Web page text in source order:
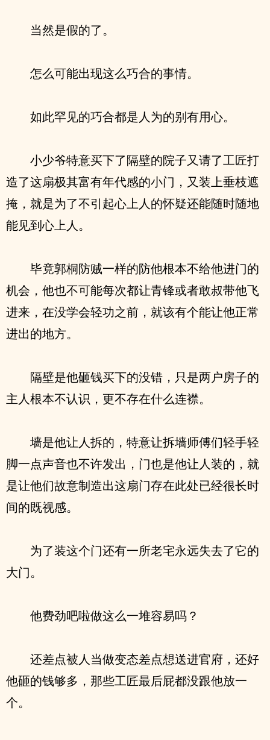
当然是假的了。
怎么可能出现这么巧合的事情。
如此罕见的巧合都是人为的别有用心。
小少爷特意买下了隔壁的院子又请了工匠打
造了这扇极其富有年代感的小门，又装上垂枝遮
掩，就是为了不引起心上人的怀疑还能随时随地
能见到心上人。
毕竟郭桐防贼一样的防他根本不给他进门的
机会，他也不可能每次都让青锋或者敢叔带他飞
进来，在没学会轻功之前，就该有个能让他正常
进出的地方。
隔壁是他砸钱买下的没错，只是两户房子的
主人根本不认识，更不存在什么连襟。
墙是他让人拆的，特意让拆墙师傅们轻手轻
脚一点声音也不许发出，门也是他让人装的，就
是让他们故意制造出这扇门存在此处已经很长时
间的既视感。
为了装这个门还有一所老宅永远失去了它的
大门。
他费劲吧啦做这么一堆容易吗？
还差点被人当做变态差点想送进官府，还好
他砸的钱够多，那些工匠最后屁都没跟他放一
个。